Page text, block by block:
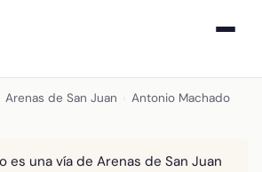
Arenas de San Juan Antonio Machado
es una vía de Arenas de San Juan